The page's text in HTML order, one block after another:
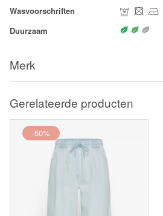
Wasvoorschriften
Duurzaam
Merk
Gerelateerde producten
-50%